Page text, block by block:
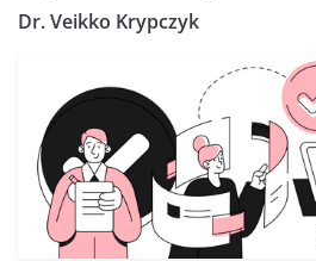
Dr. Veikko Krypczyk